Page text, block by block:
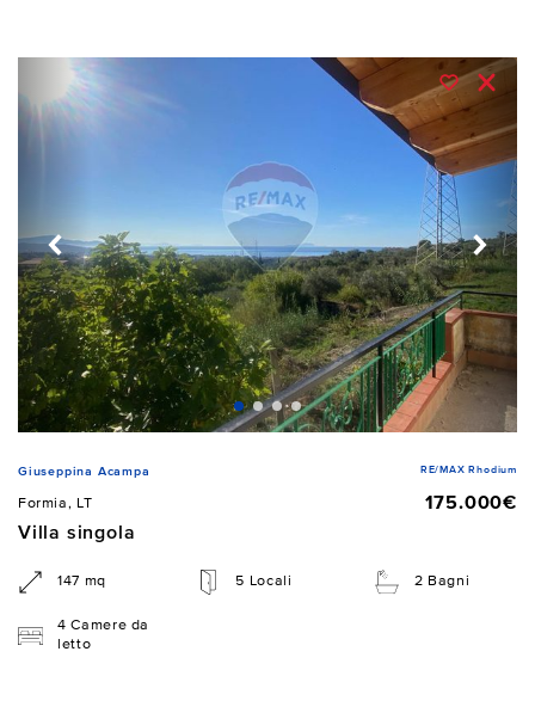
Giuseppina Acampa RE/MAX Rhodium
Formia, LT
175.000€
Villa singola
147 mq 5 Locali 2 Bagni
4 Camere da
letto